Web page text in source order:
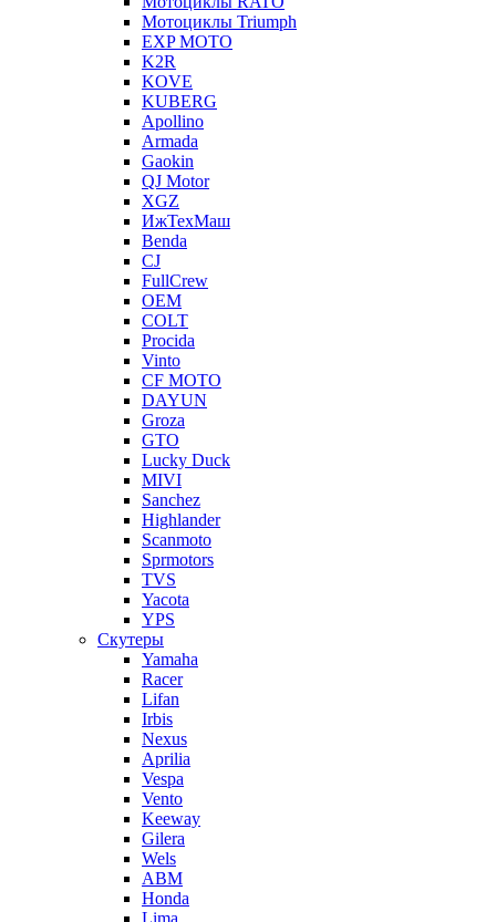
Мотоциклы Triumph
EXP MOTO
K2R
KOVE
KUBERG
Apollino
Armada
Gaokin
QJ Motor
XGZ
ИжТехМаш
Benda
CJ
FullCrew
OEM
COLT
Procida
Vinto
CF MOTO
DAYUN
Groza
GTO
Lucky Duck
MIVI
Sanchez
Highlander
Scanmoto
Sprmotors
TVS
Yacota
YPS
Скутеры
Yamaha
Racer
Lifan
Irbis
Nexus
Aprilia
Vespa
Vento
Keeway
Gilera
Wels
ABM
Honda
Lima